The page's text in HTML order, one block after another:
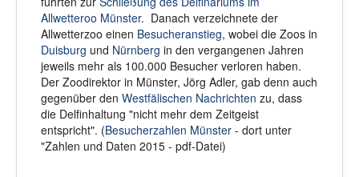
Allwetteroo Münster. Danach verzeichnete der
Allwetterzoo einen Besucheranstieg, wobei die Zoos in
Duisburg und Nürnberg in den vergangenen Jahren
jeweils mehr als 100.000 Besucher verloren haben.
Der Zoodirektor in Münster, Jörg Adler, gab denn auch
gegenüber den Westfälischen Nachrichten zu, dass
die Delfinhaltung "nicht mehr dem Zeitgeist
entspricht". (Besucherzahlen Münster - dort unter
"Zahlen und Daten 2015 - pdf-Datei)